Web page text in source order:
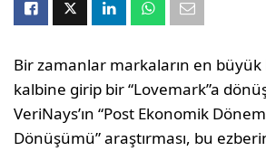
Bir zamanlar markaların en
kalbine girip bir “Lovemark”a
VeriNays’ın “Post Ekonomik
Dönüşümü” araştırması, bu